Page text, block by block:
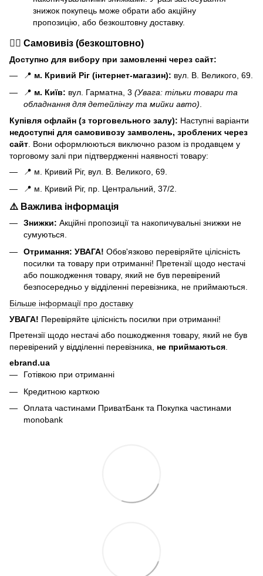
знижок покупець може обрати або акційну
пропозицію, або безкоштовну доставку.
🏃‍♂️ Самовивіз (безкоштовно)
Доступно для вибору при замовленні через сайт:
📍 м. Кривий Ріг (інтернет-магазин): вул. В. Великого, 69.
📍 м. Київ: вул. Гарматна, 3 (Увага: тільки товари та
обладнання для детейлінгу та мийки авто)
Купівля офлайн (з торговельного залу): Наступні варіанти
недоступні для самовивозу замволень, зроблених через
сайт . Вони оформлюються виключно разом із продавцем у
торговому залі при підтвердженні наявності товару:
📍 м. Кривий Ріг, вул. В. Великого, 69.
📍 м. Кривий Ріг, пр. Центральний, 37/2.
⚠️ Важлива інформація
Знижки: Акційні пропозиції та накопичувальні знижки не
сумуються.
Отримання: УВАГА! Обов'язково перевіряйте цілісність
посилки та товару при отриманні! Претензії щодо нестачі
або пошкодження товару, який не був перевірений
безпосередньо у відділенні перевізника, не приймаються.
Більше інформації про доставку
УВАГА! Перевіряйте цілісність посилки при отриманні!
Претензії щодо нестачі або пошкодження товару, який не був
перевірений у відділенні перевізника, не приймаються
ebrand.ua
Готівкою при отриманні
Кредитною карткою
Оплата частинами ПриватБанк та Покупка частинами
monobank